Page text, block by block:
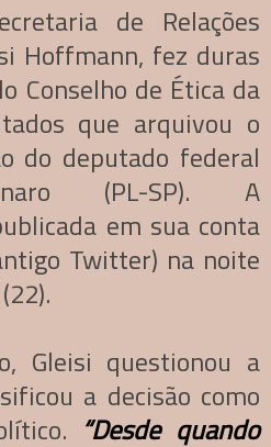
de Relações
Hoffmann, fez duras
Conselho de Ética da
que arquivou o
do deputado federal
(PL-SP). A
em sua conta
Twitter) na noite
Gleisi questionou a
a decisão como
“Desde quando